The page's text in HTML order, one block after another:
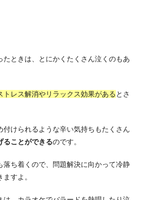
たときは、とにかくたくさん泣くのもあ
トレス解消やリラックス効果がある とさ
付けられるような辛い気持ちもたくさん
ることができるのです。
落ち着くので、問題解決に向かって冷静
すよ。